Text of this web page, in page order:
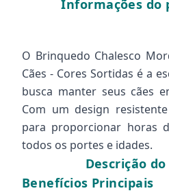
Informações do
O Brinquedo Chalesco
Cães - Cores Sortidas é a
busca manter seus cães
Com um design
para proporcionar horas
todos os portes e idades.
Descrição
Benefícios Principais